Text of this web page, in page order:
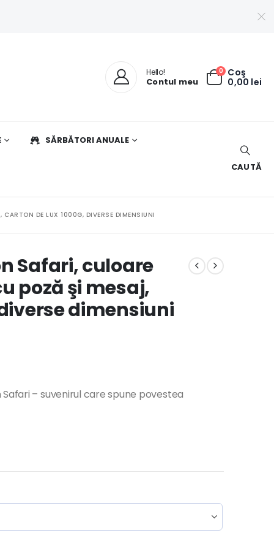
Hello!
Contul meu
0 Coş
0,00 lei
SĂRBĂTORI ANUALE
CAUTĂ
DE LUX 1000G, DIVERSE DIMENSIUNI
Safari, culoare
poză şi mesaj,
dimensiuni
– suvenirul care spune povestea